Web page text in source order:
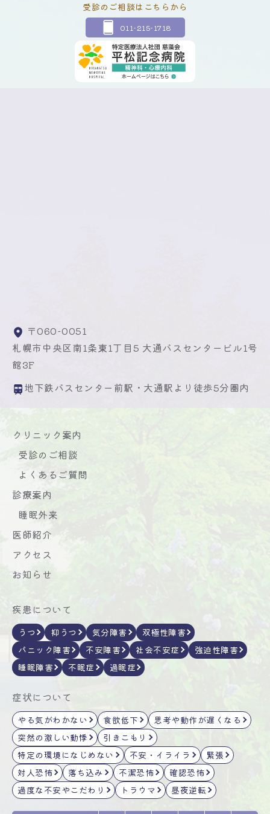
受診のご相談はこちらから
011-215-1718
〒060-0051
札幌市中央区南1条東1丁目5 大通バスセンタービル1号
館3F
地下鉄バスセンター前駅・大通駅より徒歩5分圏内
クリニック案内
受診のご相談
よくあるご質問
診療案内
睡眠外来
医師紹介
アクセス
お知らせ
疾患について
うつ 抑うつ 気分障害
双極性障害
パニック障害
不安障害 社会不安症
強迫性障害
睡眠障害
不眠症 過眠症
症状について
やる気がわかない 食欲低下
思考や動作が遅くなる
突然の激しい動悸
引きこもり
特定の環境になじめない
不安・イライラ
緊張
対人恐怖
落ち込み 不潔恐怖
確認恐怖
過度な不安やこだわり
トラウマ 昼夜逆転